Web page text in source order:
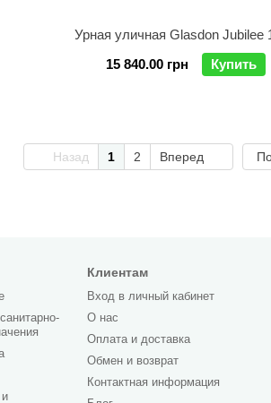
Урная уличная Glasdon Jubilee
15 840.00 грн
Купить
Назад 1 2 Вперед
Клиентам
Вход в личный кабинет
О нас
Оплата и доставка
Обмен и возврат
Контактная информация